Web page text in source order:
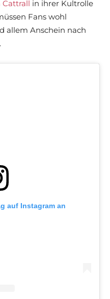
Cattrall in ihrer Kultrolle
Fans wohl
allem Anschein nach
auf Instagram an